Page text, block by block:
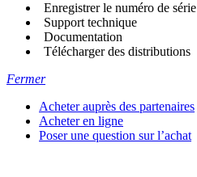
Enregistrer le numéro de série
Support technique
Documentation
Télécharger des distributions
Fermer
Acheter auprès des partenaires
Acheter en ligne
Poser une question sur l’achat